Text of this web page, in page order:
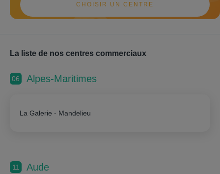
CHOISIR UN CENTRE
La liste de nos centres commerciaux
06 Alpes-Maritimes
La Galerie - Mandelieu
11 Aude